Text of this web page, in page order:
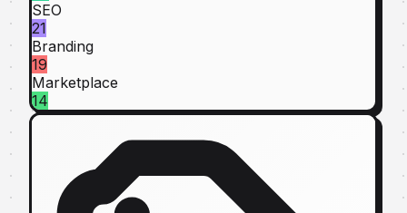
SEO
21
Branding
19
Marketplace
14